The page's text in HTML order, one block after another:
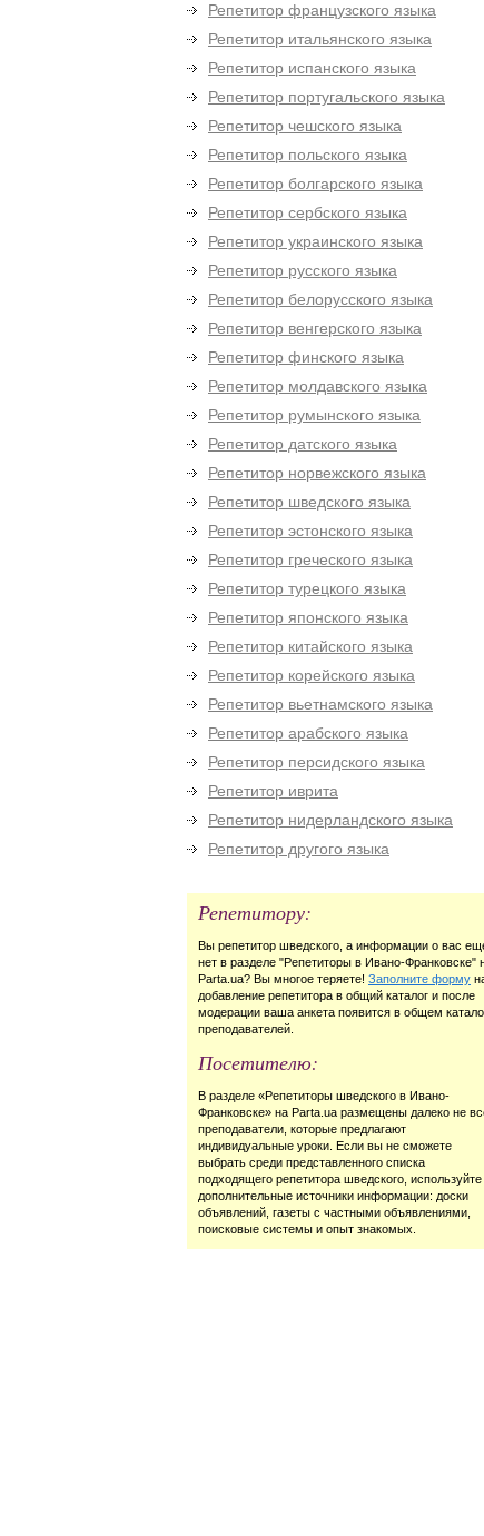
Репетитор французского языка
Репетитор итальянского языка
Репетитор испанского языка
Репетитор португальского языка
Репетитор чешского языка
Репетитор польского языка
Репетитор болгарского языка
Репетитор сербского языка
Репетитор украинского языка
Репетитор русского языка
Репетитор белорусского языка
Репетитор венгерского языка
Репетитор финского языка
Репетитор молдавского языка
Репетитор румынского языка
Репетитор датского языка
Репетитор норвежского языка
Репетитор шведского языка
Репетитор эстонского языка
Репетитор греческого языка
Репетитор турецкого языка
Репетитор японского языка
Репетитор китайского языка
Репетитор корейского языка
Репетитор вьетнамского языка
Репетитор арабского языка
Репетитор персидского языка
Репетитор иврита
Репетитор нидерландского языка
Репетитор другого языка
Репетитору:
Вы репетитор шведского, а информации о вас
нет в разделе "Репетиторы в Ивано-Франковске"
Parta.ua? Вы многое теряете! Заполните форму
добавление репетитора в общий каталог и после
модерации ваша анкета появится в общем
преподавателей.
Посетителю:
В разделе «Репетиторы шведского в Ивано-
Франковске» на Parta.ua размещены далеко не
преподаватели, которые предлагают
индивидуальные уроки. Если вы не сможете
выбрать среди представленного списка
подходящего репетитора шведского, используйте
дополнительные источники информации: доски
объявлений, газеты с частными объявлениями,
поисковые системы и опыт знакомых.